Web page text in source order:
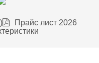
Прайс лист 2026